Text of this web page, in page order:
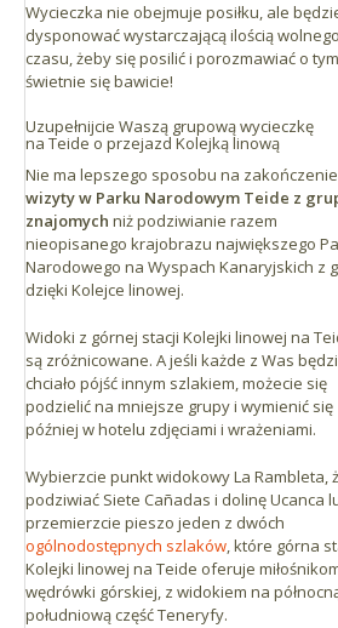
Wycieczka nie obejmuje posiłku, ale
dysponować wystarczającą ilością wolnego
czasu, żeby się posilić i porozmawiać o
świetnie się bawicie!
Uzupełnijcie Waszą grupową wycieczkę
na Teide o przejazd Kolejką linową
Nie ma lepszego sposobu na zakończenie
wizyty w Parku Narodowym Teide z
znajomych niż podziwianie razem
nieopisanego krajobrazu największego
Narodowego na Wyspach Kanaryjskich z
dzięki Kolejce linowej.
Widoki z górnej stacji Kolejki linowej na
są zróżnicowane. A jeśli każde z Was
chciało pójść innym szlakiem, możecie się
podzielić na mniejsze grupy i wymienić się
później w hotelu zdjęciami i wrażeniami.
Wybierzcie punkt widokowy La Rambleta,
podziwiać Siete Cañadas i dolinę Ucanca
przemierzcie pieszo jeden z dwóch
ogólnodostępnych szlaków, które górna
Kolejki linowej na Teide oferuje
wędrówki górskiej, z widokiem na
południową część Teneryfy.